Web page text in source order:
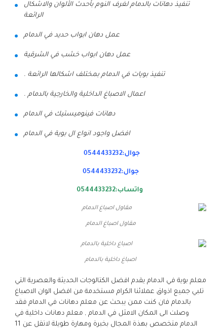
تنفيذ دهانات بالدمام لغرف النوم بأحدث الألوان والاشكال
الرائعة
عمل دهان ابواب حديد في الدمام
عمل دهان ابواب خشب في الشرقية
تنفيذ بويات في الدمام بمختلف اشكالها الرائعة .
اعمال الاصباغ الداخلية والخارجية بالدمام .
دهانات فينوميستيك في الدمام
افضل واجود انواع ال بوية في الدمام
جوال:0544433232
جوال:0544433232
واتساب:0544433232
مقاول اصباغ الدمام
اصباغ داخلية بالدمام
معلم بوية في الدمام يقدم افضل الكتالوجات الحديثة والعصرية التي
تلبي جميع اذواق عملائنا الكرام مستخدمة من افضل الوان الاصباغ
بالدمام فان كنت ممن يبحث عن معلم دهانات في الدمام فقد
وصلت الى المكان الامثل في الدمام , معلم دهانات داخلية في
الدمام متخصص بهذة المجال بخبرة ومهارة طويلة لاتقل عن 11